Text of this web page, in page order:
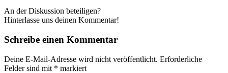
An der Diskussion beteiligen?
Hinterlasse uns deinen Kommentar!
Schreibe einen Kommentar
Deine E-Mail-Adresse wird nicht veröffentlicht. Erforderliche
Felder sind mit * markiert